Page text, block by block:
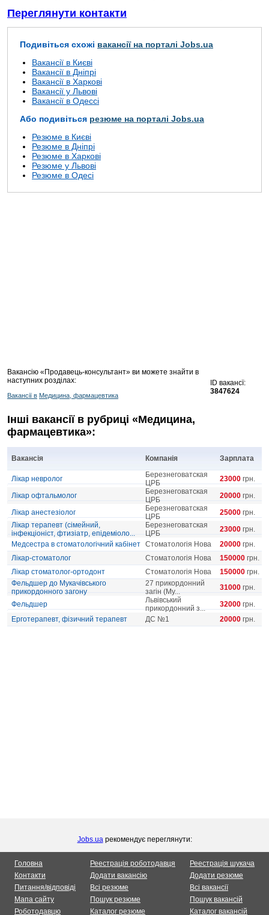
Переглянути контакти
Подивіться схожі вакансії на порталі Jobs.ua
Вакансії в Києві
Вакансії в Дніпрі
Вакансії в Харкові
Вакансії у Львові
Вакансії в Одессі
Або подивіться резюме на порталі Jobs.ua
Резюме в Києві
Резюме в Дніпрі
Резюме в Харкові
Резюме у Львові
Резюме в Одесі
Вакансію «Продавець-консультант» ви можете знайти в
наступних розділах:
Вакансії в Медицина, фармацевтика
ID вакансї:
3847624
Інші вакансії в рубриці «Медицина,
фармацевтика»:
Вакансія Компанія Зарплата
Лікар невролог
Березнеговатская
ЦРБ
23000 грн.
Лікар офтальмолог
Березнеговатская
ЦРБ
20000 грн.
Лікар анестезіолог
Березнеговатская
ЦРБ
25000 грн.
Лікар терапевт (сімейний,
інфекціоніст, фтизіатр, епідеміоло...
Березнеговатская
ЦРБ
23000 грн.
Медсестра в стоматологічний кабінет Стоматологія Нова 20000 грн.
Лікар-стоматолог
Стоматологія Нова 150000 грн.
Лікар стоматолог-ортодонт
Стоматологія Нова 150000 грн.
Фельдшер до Мукачівського
прикордонного загону
27 прикордонний
загін (Му...
31000 грн.
Фельдшер
Львівський
прикордонний з...
32000 грн.
Ерготерапевт, фізичний терапевт
ДС №1 20000 грн.
Jobs.uaрекомендує переглянути:
Головна
Контакти
Питання/відповіді
Мапа сайту
Роботодавцю
Реестрація роботодавця
Додати вакансію
Всі резюме
Пошук резюме
Каталог резюме
Реестрація шукача
Додати резюме
Всі вакансії
Пошук вакансій
Каталог вакансій